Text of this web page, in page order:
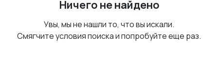
Ничего не найдено
Увы, мы не нашли то, что вы искали.
Смягчите условия поиска и попробуйте еще раз.